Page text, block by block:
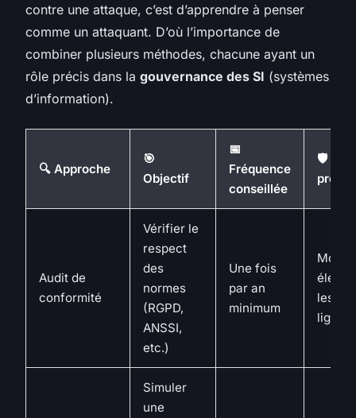
contre une attaque, c’est d’apprendre à penser
comme un attaquant. D’où l’importance de
combiner plusieurs méthodes, chacune ayant un
rôle précis dans la gouvernance des SI (systèmes
d’information).
🔍 Approche
🎯
Objectif
📅
Fréquence
conseillée
🛡️
Audit de
conformité
Vérifier le
respect
des
normes
(RGPD,
ANSSI,
etc.)
Une fois
par an
minimum
élevé
les
lignes)
Simuler
une